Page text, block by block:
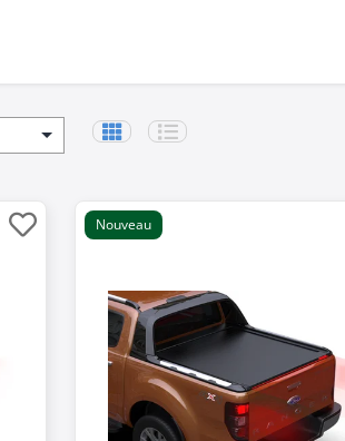
Nouveau